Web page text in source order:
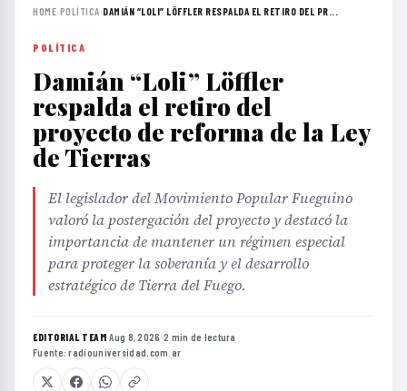
HOME›POLÍTICA›DAMIÁN “LOLI” LÖFFLER RESPALDA EL RETIRO DEL PR...
POLÍTICA
Damián “Loli” Löffler
respalda el retiro del
proyecto de reforma de la Ley
de Tierras
El legislador del Movimiento Popular Fueguino
valoró la postergación del proyecto y destacó la
importancia de mantener un régimen especial
para proteger la soberanía y el desarrollo
estratégico de Tierra del Fuego.
EDITORIAL TEAM·Aug 8, 2026 ·2 min de lectura ·
Fuente:radiouniversidad.com.ar